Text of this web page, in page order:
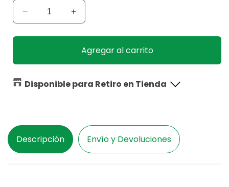
Reducir
cantidad
para
Color
Crema
Aumentar
cantidad
para
Catre
Color
Crema
Agregar al carrito
Disponible para Retiro en Tienda
Descripción Envío y Devoluciones